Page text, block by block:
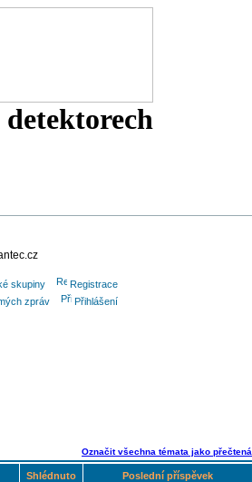
skupiny
Registrace
zpráv Přihlášení
Označit všechna témata jako přečtená
Shlédnuto Poslední příspěvek